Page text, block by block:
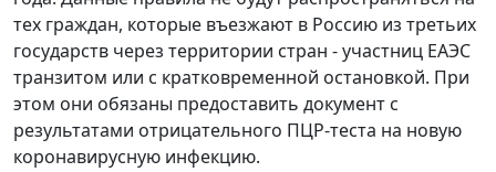
тех граждан, которые въезжают в Россию из третьих
государств через территории стран - участниц ЕАЭС
транзитом или с кратковременной остановкой. При
этом они обязаны предоставить документ с
результатами отрицательного ПЦР-теста на новую
коронавирусную инфекцию.